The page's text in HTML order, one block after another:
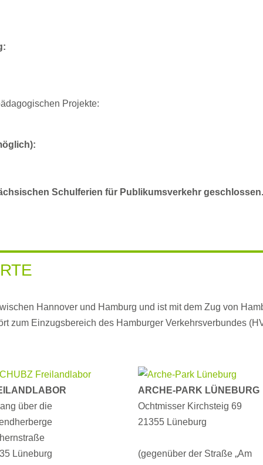
Projekte:
Schulferien für Publikumsverkehr
Hannover und Hamburg und ist mit dem Zug von
zum Einzugsbereich des Hamburger Verkehrsverbundes
über die
Lüneburg
ARCHE-PARK LÜNEBURG
Ochtmisser Kirchsteig 69
21355 Lüneburg
(gegenüber der Straße „Am